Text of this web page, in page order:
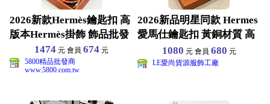
2026新款Hermès鑰匙扣 高
版本Hermès掛飾 飾品批發
1474 元 會員674 元
5800精品批發商
www.5800.com.tw
2026新品明星同款 Hermes
愛馬仕鑰匙扣 黃銅材質 高
端品質 包
1080 元 會員 680 元
LE愛尚貨源服飾工廠